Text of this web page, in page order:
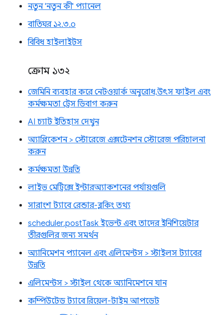
নতুন 'নতুন কী' প্যানেল
বাতিঘর ১২.৩.০
বিবিধ হাইলাইটস
ক্রোম ১৩২
জেমিনি ব্যবহার করে নেটওয়ার্ক অনুরোধ, উৎস ফাইল এবং
কর্মক্ষমতা ট্রেস ডিবাগ করুন
AI চ্যাট ইতিহাস দেখুন
অ্যাপ্লিকেশন > স্টোরেজে এক্সটেনশন স্টোরেজ পরিচালনা
করুন
কর্মক্ষমতা উন্নতি
লাইভ মেট্রিক্সে ইন্টারঅ্যাকশনের পর্যায়গুলি
সারাংশ ট্যাবে রেন্ডার-ব্লকিং তথ্য
scheduler.postTask ইভেন্ট এবং তাদের ইনিশিয়েটার
তীরগুলির জন্য সমর্থন
অ্যানিমেশন প্যানেল এবং এলিমেন্টস > স্টাইলস ট্যাবের
উন্নতি
এলিমেন্টস > স্টাইল থেকে অ্যানিমেশনে যান
কম্পিউটেড ট্যাবে রিয়েল-টাইম আপডেট